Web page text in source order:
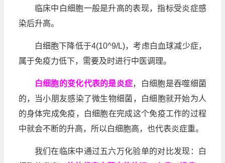
临床中白细胞一般是升高的表现，指标受炎症感
染后升高。
白细胞下降低于4(10^9/L)，考虑白血球减少症，
属于免疫力低下，需要及时进行中医调理。
白细胞的变化代表的是炎症，白细胞是吞噬细菌
的，当小朋友感染了微生物细菌，白细胞就开始为人
的身体完成免疫，白细胞在完成这个免疫工作的过程
中就会不断的升高，所以白细胞高，也代表炎症重。
我们在临床中通过五六万化验单的对比发现：白